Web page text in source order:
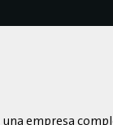
empresa